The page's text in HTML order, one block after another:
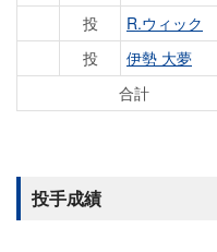
投
R.ウィック
投
伊勢 大夢
合計
投手成績